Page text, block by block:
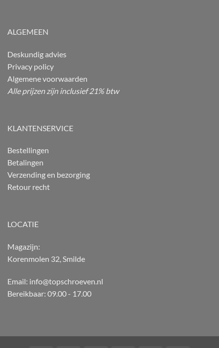
ALGEMEEN
Deskundig advies
Privacy policy
Algemene voorwaarden
Alle prijzen zijn inclusief 21% btw
KLANTENSERVICE
Bestellingen
Betalingen
Verzending en bezorging
Retour recht
LOCATIE
Magazijn:
Korenmolen 32, Smilde
Email: info@topschroeven.nl
Bereikbaar: 09.00 - 17.00